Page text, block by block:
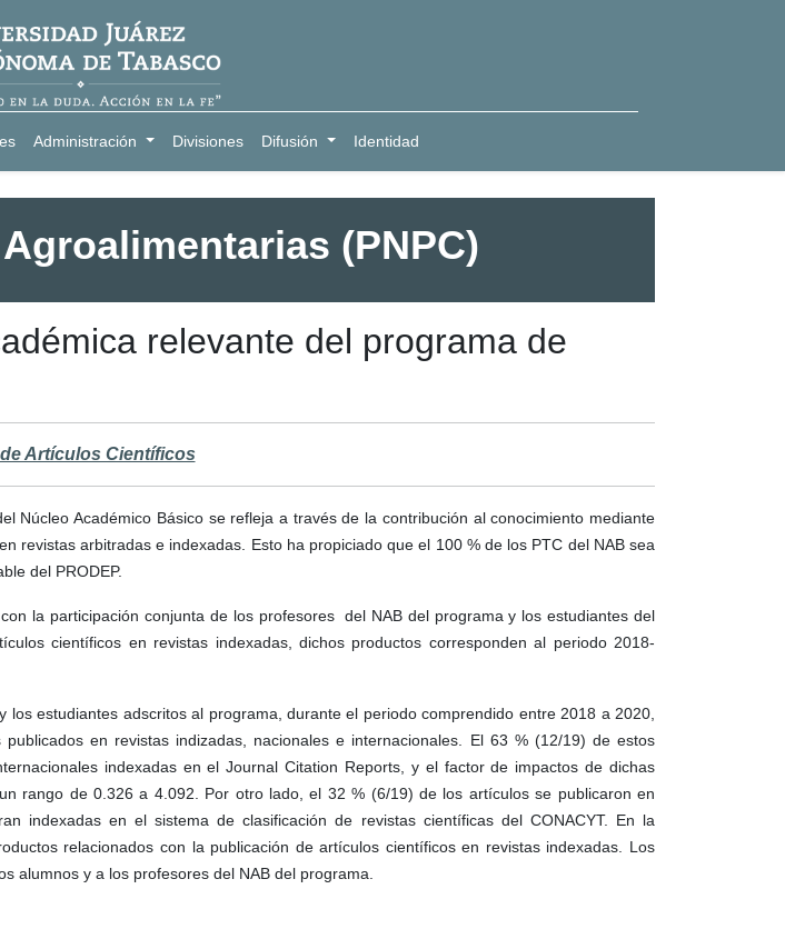
Administración Divisiones Difusión Identidad
(PNPC)
relevante del programa de
Artículos Científicos
Núcleo Académico Básico se refleja a través de la contribución al conocimiento mediante
revistas arbitradas e indexadas. Esto ha propiciado que el 100 % de los PTC del NAB sea
del PRODEP.
la participación conjunta de los profesores del NAB del programa y los estudiantes del
científicos en revistas indexadas, dichos productos corresponden al periodo 2018-
los estudiantes adscritos al programa, durante el periodo comprendido entre 2018 a 2020,
en revistas indizadas, nacionales e internacionales. El 63 % (12/19) de estos
indexadas en el Journal Citation Reports, y el factor de impactos de dichas
rango de 0.326 a 4.092. Por otro lado, el 32 % (6/19) de los artículos se publicaron en
indexadas en el sistema de clasificación de revistas científicas del CONACYT. En la
relacionados con la publicación de artículos científicos en revistas indexadas. Los
alumnos y a los profesores del NAB del programa.